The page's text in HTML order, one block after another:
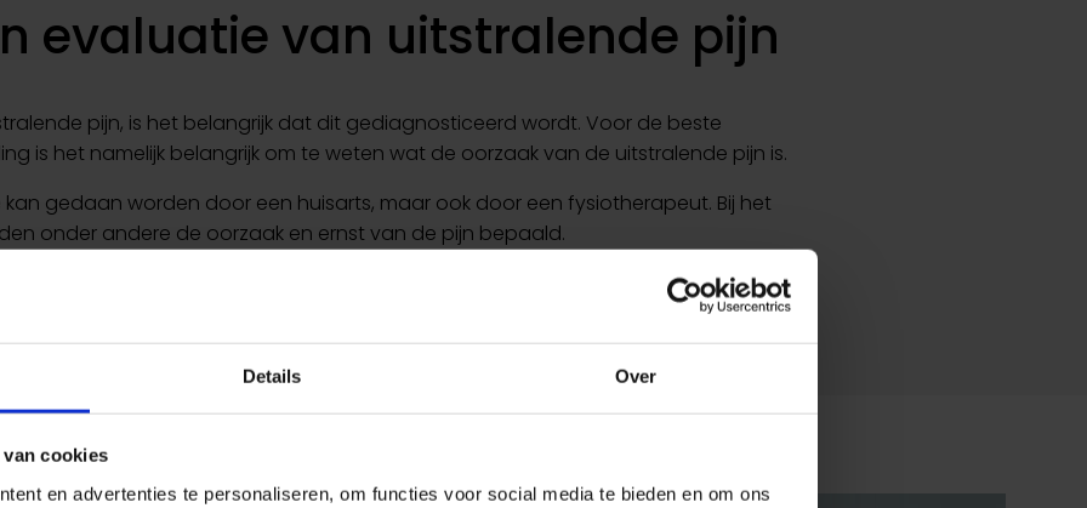
Details Over
cookies
en advertenties te personaliseren, om functies voor social media te bieden en om ons
evaluatie van uitstralende pijn
pijn, is het belangrijk dat dit gediagnosticeerd wordt. Voor de beste
is het namelijk belangrijk om te weten wat de oorzaak van de uitstralende pijn is.
gedaan worden door een huisarts, maar ook door een fysiotherapeut. Bij het
onder andere de oorzaak en ernst van de pijn bepaald.
worden uitgevraagd en een
worden uitgevoerd.